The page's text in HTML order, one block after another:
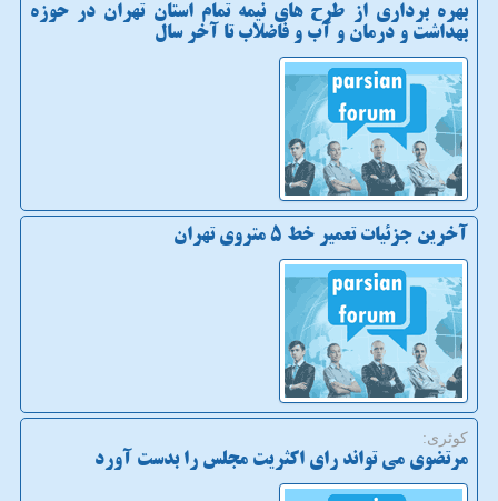
بهره برداری از طرح های نیمه تمام استان تهران در حوزه
بهداشت و درمان و آب و فاضلاب تا آخر سال
آخرین جزئیات تعمیر خط ۵ متروی تهران
كوثری:
مرتضوی می تواند رای اکثریت مجلس را بدست آورد